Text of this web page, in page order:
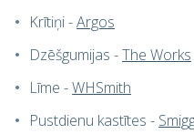
Krītiņi -Argos
Dzēšgumijas -The Works
Līme -WHSmith
Pustdienu kastītes -